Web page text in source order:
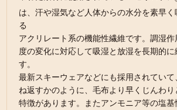
は、汗や湿気など人体からの水分を素早く
る
アクリレート系の機能性繊維です。調湿
度の変化に対応して吸湿と放湿を長期的に
す。
最新スキーウェアなどにも採用されてい
ね返すかのように、毛布より早くじんわり
特徴があります。またアンモニア等の塩